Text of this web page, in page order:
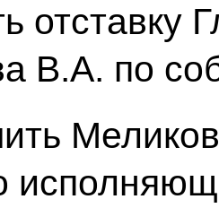
отставку
В.А. по